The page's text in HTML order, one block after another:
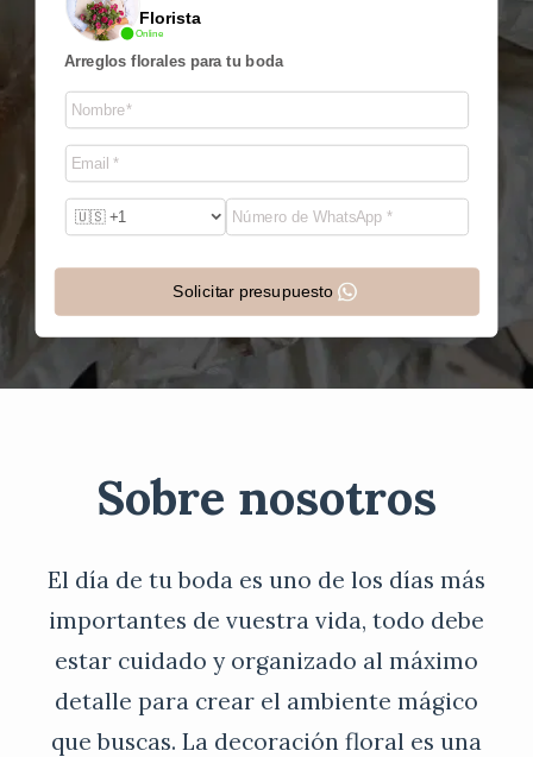
Online
Florista
Arreglos florales para tu boda
Solicitar presupuesto
Sobre nosotros
El día de tu boda es uno de los días más
importantes de vuestra vida, todo debe
estar cuidado y organizado al máximo
detalle para crear el ambiente mágico
que buscas. La decoración floral es una